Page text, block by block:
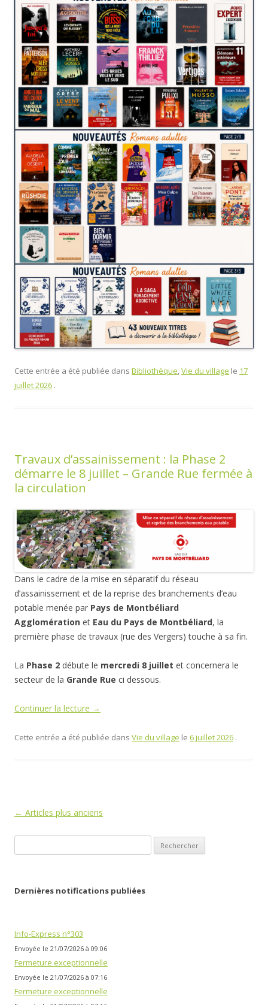
Cette entrée a été publiée dans Bibliothèque,Vie du village le 17
juillet 2026 .
Travaux d’assainissement : la Phase 2
démarre le 8 juillet – Grande Rue fermée à
la circulation
Dans le cadre de la mise en séparatif du réseau
d’assainissement et de la reprise des branchements d’eau
potable menée par Pays de Montbéliard
Agglomération et Eau du Pays de Montbéliard, la
première phase de travaux (rue des Vergers) touche à sa fin.
La Phase 2 débute le mercredi 8 juillet et concernera le
secteur de la Grande Rue ci dessous.
Continuer la lecture →
Cette entrée a été publiée dans Vie du village le 6 juillet 2026 .
Navigation
← Articles plus anciens
Dernières notifications publiées
Info-Express n°303
Envoyée le 21/07/2026 à 09:06
Fermeture exceptionnelle
Envoyée le 21/07/2026 à 07:16
Fermeture exceptionnelle